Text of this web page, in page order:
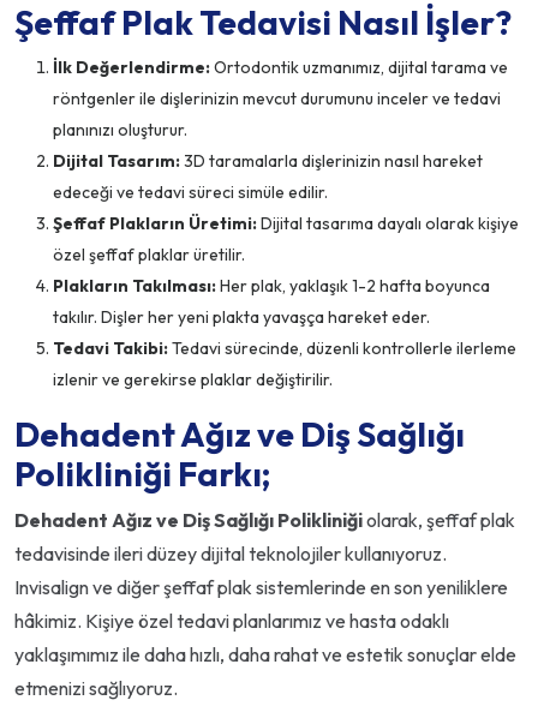
Şeffaf Plak Tedavisi Nasıl İşler?
İlk Değerlendirme:Ortodontik uzmanımız, dijital tarama ve
röntgenler ile dişlerinizin mevcut durumunu inceler ve tedavi
planınızı oluşturur.
Dijital Tasarım:3D taramalarla dişlerinizin nasıl hareket
edeceği ve tedavi süreci simüle edilir.
Şeffaf Plakların Üretimi:Dijital tasarıma dayalı olarak kişiye
özel şeffaf plaklar üretilir.
Plakların Takılması:Her plak, yaklaşık 1-2 hafta boyunca
takılır. Dişler her yeni plakta yavaşça hareket eder.
Tedavi Takibi:Tedavi sürecinde, düzenli kontrollerle ilerleme
izlenir ve gerekirse plaklar değiştirilir.
Dehadent Ağız ve Diş Sağlığı
Polikliniği Farkı;
Dehadent Ağız ve Diş Sağlığı Polikliniğiolarak, şeffaf plak
tedavisinde ileri düzey dijital teknolojiler kullanıyoruz.
Invisalign ve diğer şeffaf plak sistemlerinde en son yeniliklere
hâkimiz. Kişiye özel tedavi planlarımız ve hasta odaklı
yaklaşımımız ile daha hızlı, daha rahat ve estetik sonuçlar elde
etmenizi sağlıyoruz.